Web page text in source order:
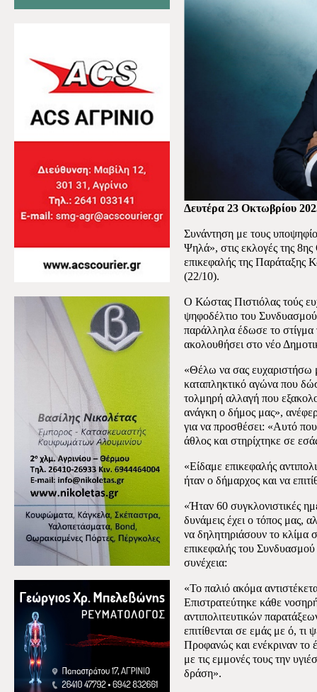
Δευτέρα 23 Οκτωβρίου
Συνάντηση με τους
Ψηλά», στις εκλογές της
επικεφαλής της Παράταξης
(22/10).
Ο Κώστας Πιστιόλας τούς
ψηφοδέλτιο του
παράλληλα έδωσε το στίγμα
ακολουθήσει στο νέο
«Θέλω να σας ευχαριστήσω
καταπληκτικό αγώνα που
τολμηρή αλλαγή που
ανάγκη ο δήμος μας»,
για να προσθέσει: «Αυτό
άθλος και στηρίχτηκε σε
«Είδαμε επικεφαλής
ήταν ο δήμαρχος και να
«Ήταν 60 συγκλονιστικές
δυνάμεις έχει ο τόπος μας,
να δηλητηριάσουν το κλίμα
επικεφαλής του
συνέχεια:
«Το παλιό ακόμα
Επιστρατεύτηκε κάθε
αντιπολιτευτικών
επιτίθενται σε εμάς με ό,
Προφανώς και ενέκριναν το
με τις εμμονές τους την
δράση».